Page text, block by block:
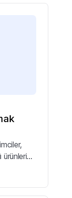
ürünlerin